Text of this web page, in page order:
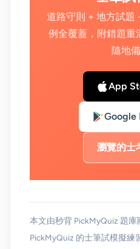
道路守則 + 地方試題
例全覆蓋，附錯題重
隨地備
App
Google
瀏覽的士
本文由秒背 PickMyQuiz 題庫
PickMyQuiz 的士筆試模擬練